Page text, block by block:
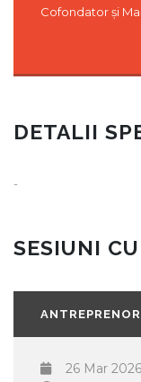
Cofondator și
DETALII
-
SESIUNI
26 Mar 2026